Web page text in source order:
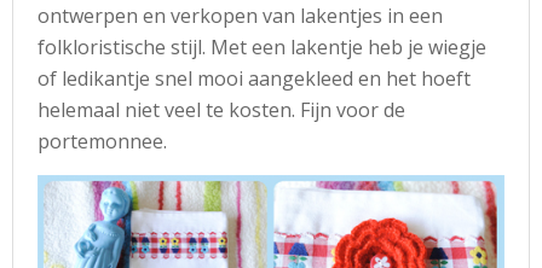
ontwerpen en verkopen van lakentjes in een
folkloristische stijl. Met een lakentje heb je wiegje
of ledikantje snel mooi aangekleed en het hoeft
helemaal niet veel te kosten. Fijn voor de
portemonnee.